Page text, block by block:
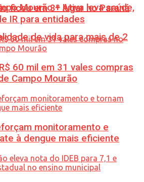
Mourão + Ativa leva saúde,
de vida para mais de 2
ficou em 3º lugar no Paraná
IR para entidades
60 mil em 31 vales compras
Campo Mourão
monitoramento e
à dengue mais eficiente